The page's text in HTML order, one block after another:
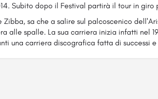
Subito dopo il Festival partirà il tour in giro
Zibba, sa che a salire sul palcoscenico
alle spalle. La sua carriera inizia infatti nel
una carriera discografica fatta di successi